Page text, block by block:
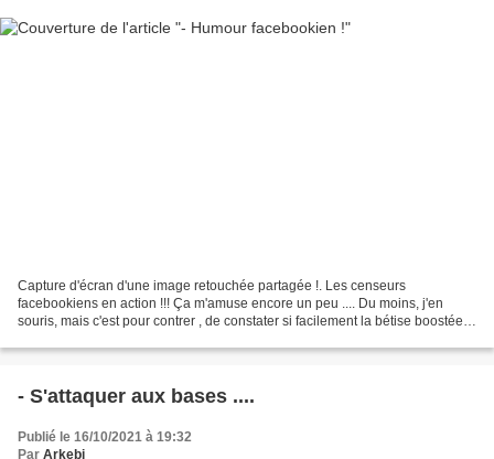
Capture d'écran d'une image retouchée partagée !. Les censeurs
facebookiens en action !!! Ça m'amuse encore un peu .... Du moins, j'en
souris, mais c'est pour contrer , de constater si facilement la bétise boostée
- S'attaquer aux bases ....
Publié le 16/10/2021 à 19:32
Par Arkebi